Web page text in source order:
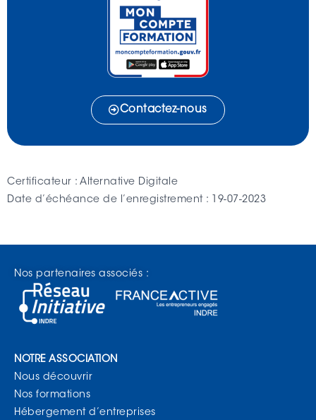
Contactez-nous
Certificateur : Alternative Digitale
Date d’échéance de l’enregistrement : 19-07-2023
Nos partenaires associés :
NOTRE ASSOCIATION
Nous découvrir
Nos formations
Hébergement d’entreprises